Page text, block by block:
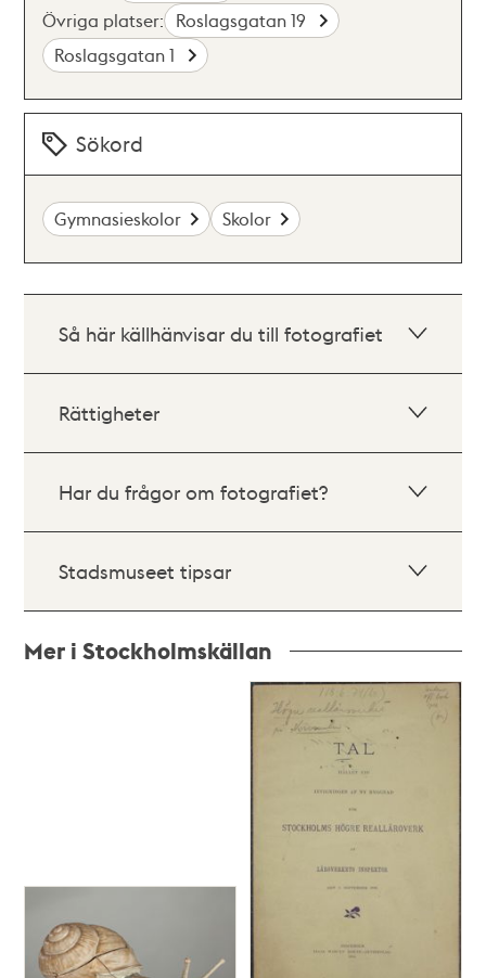
Övriga platser: Roslagsgatan 19
Roslagsgatan 1
Sökord
Gymnasieskolor Skolor
Så här källhänvisar du till fotografiet
Rättigheter
Har du frågor om fotografiet?
Stadsmuseet tipsar
Mer i Stockholmskällan